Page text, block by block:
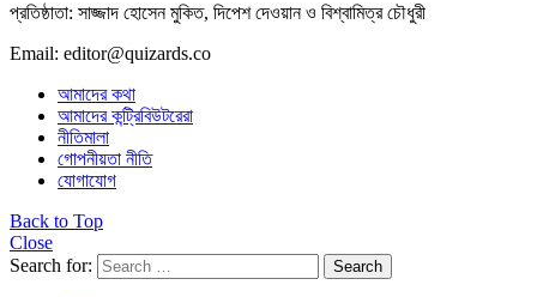
প্রতিষ্ঠাতা: সাজ্জাদ হোসেন মুকিত, দিপেশ দেওয়ান ও বিশ্বামিত্র চৌধুরী
Email: editor@quizards.co
আমাদের কথা
আমাদের কন্ট্রিবিউটরেরা
নীতিমালা
গোপনীয়তা নীতি
যোগাযোগ
Back to Top
Close
Search for:
Search